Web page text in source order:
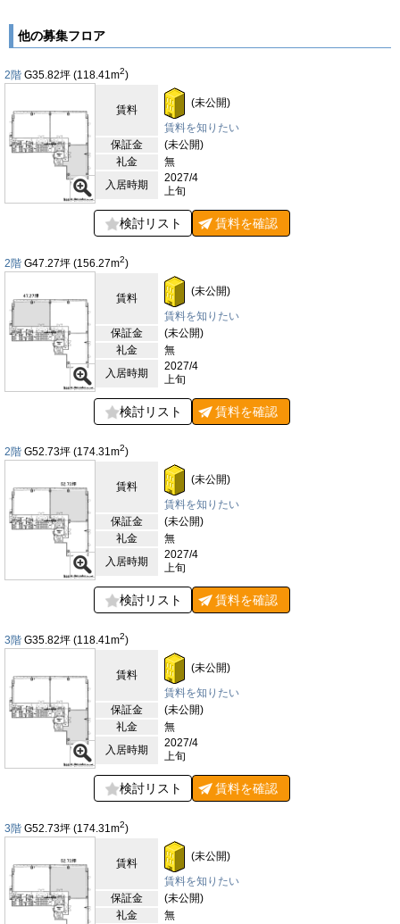
他の募集フロア
2階 G35.82坪 (118.41m2)
賃料
(未公開)
賃料を知りたい
保証金
(未公開)
礼金
無
入居時期
2027/4
上旬
検討リスト 賃料を確認
2階 G47.27坪 (156.27m2)
賃料
(未公開)
賃料を知りたい
保証金
(未公開)
礼金
無
入居時期
2027/4
上旬
検討リスト 賃料を確認
2階 G52.73坪 (174.31m2)
賃料
(未公開)
賃料を知りたい
保証金
(未公開)
礼金
無
入居時期
2027/4
上旬
検討リスト 賃料を確認
3階 G35.82坪 (118.41m2)
賃料
(未公開)
賃料を知りたい
保証金
(未公開)
礼金
無
入居時期
2027/4
上旬
検討リスト 賃料を確認
3階 G52.73坪 (174.31m2)
賃料
(未公開)
賃料を知りたい
保証金
(未公開)
礼金
無